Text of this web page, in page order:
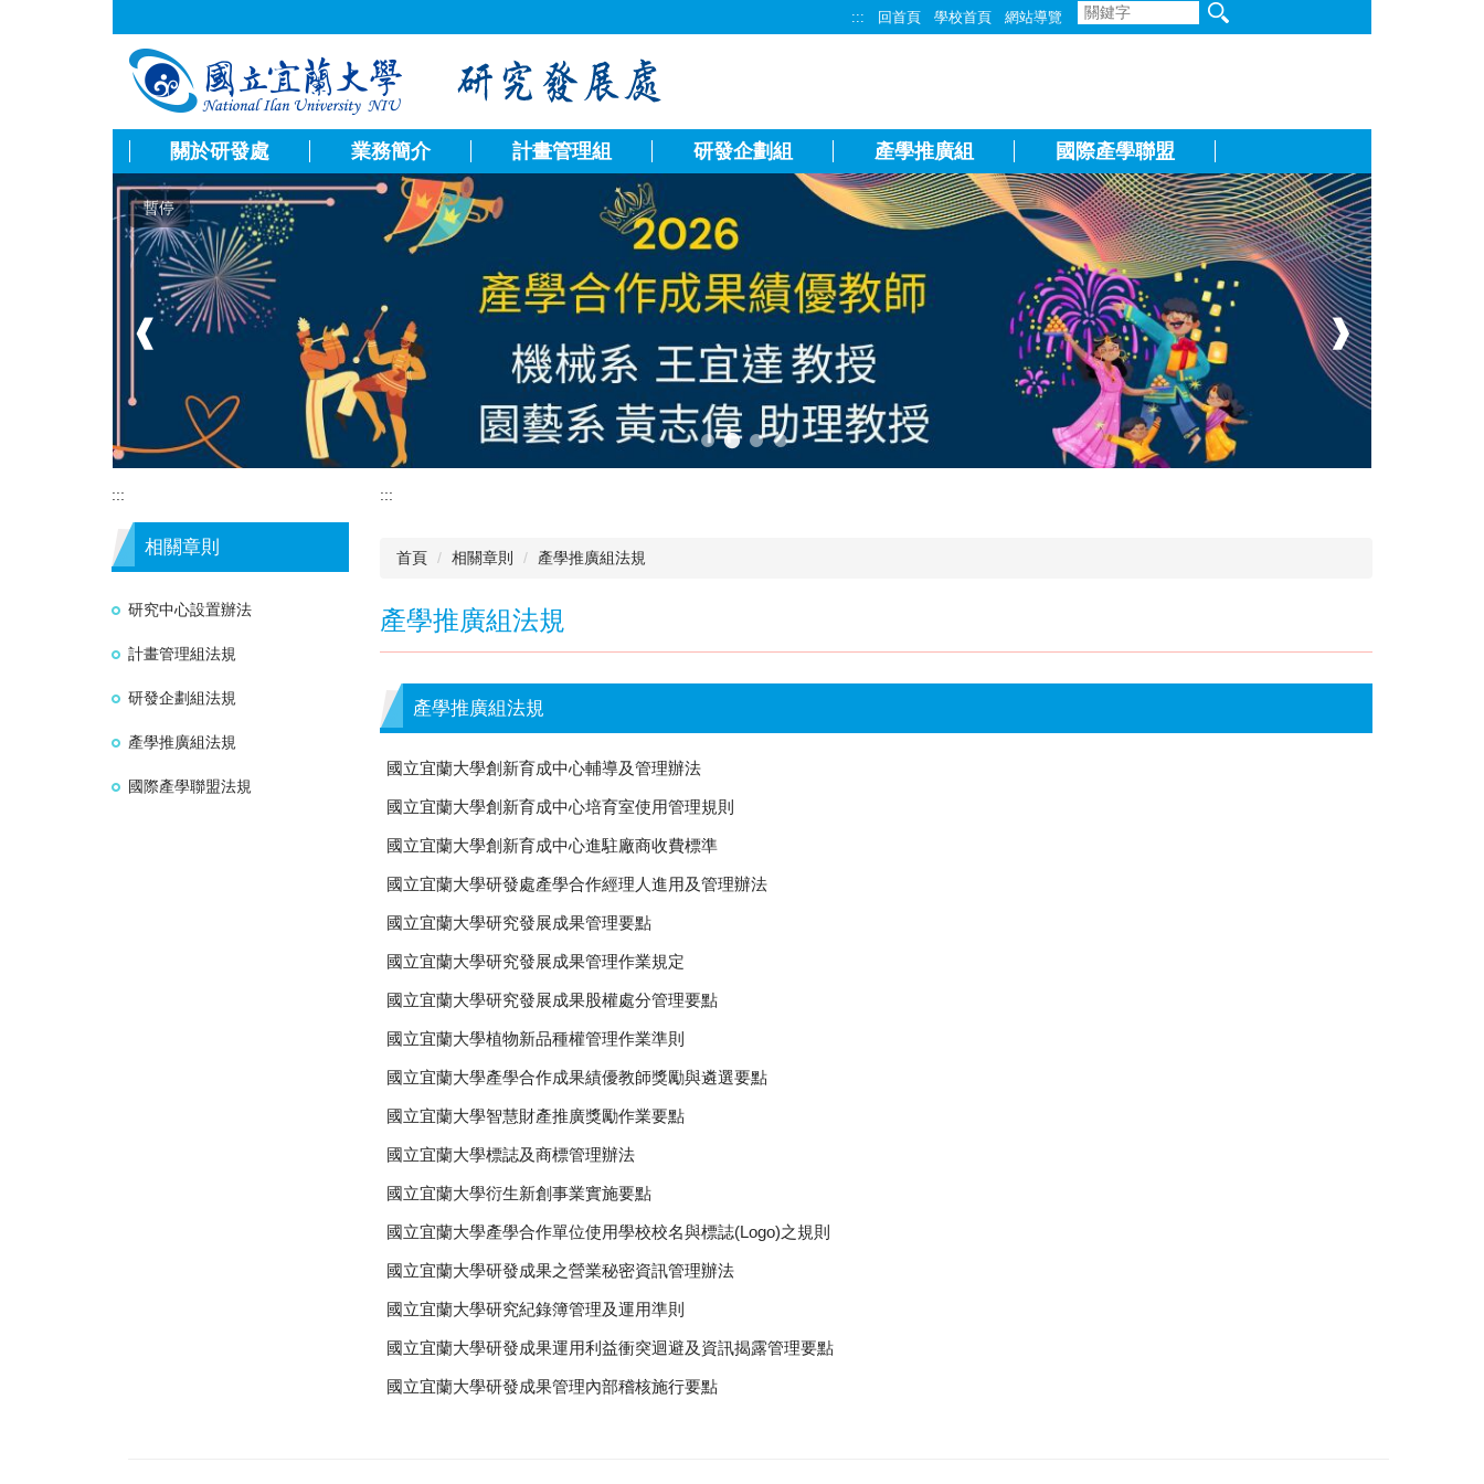
::: 回首頁 學校首頁 網站導覽
關於研發處 業務簡介 計畫管理組 研發企劃組 產學推廣組 國際產學聯盟
暫停
❰ ❱
:::
相關章則
研究中心設置辦法
計畫管理組法規
研發企劃組法規
產學推廣組法規
國際產學聯盟法規
:::
首頁 相關章則 產學推廣組法規
產學推廣組法規
產學推廣組法規
國立宜蘭大學創新育成中心輔導及管理辦法
國立宜蘭大學創新育成中心培育室使用管理規則
國立宜蘭大學創新育成中心進駐廠商收費標準
國立宜蘭大學研發處產學合作經理人進用及管理辦法
國立宜蘭大學研究發展成果管理要點
國立宜蘭大學研究發展成果管理作業規定
國立宜蘭大學研究發展成果股權處分管理要點
國立宜蘭大學植物新品種權管理作業準則
國立宜蘭大學產學合作成果績優教師獎勵與遴選要點
國立宜蘭大學智慧財產推廣獎勵作業要點
國立宜蘭大學標誌及商標管理辦法
國立宜蘭大學衍生新創事業實施要點
國立宜蘭大學產學合作單位使用學校校名與標誌(Logo)之規則
國立宜蘭大學研發成果之營業秘密資訊管理辦法
國立宜蘭大學研究紀錄簿管理及運用準則
國立宜蘭大學研發成果運用利益衝突迴避及資訊揭露管理要點
國立宜蘭大學研發成果管理內部稽核施行要點